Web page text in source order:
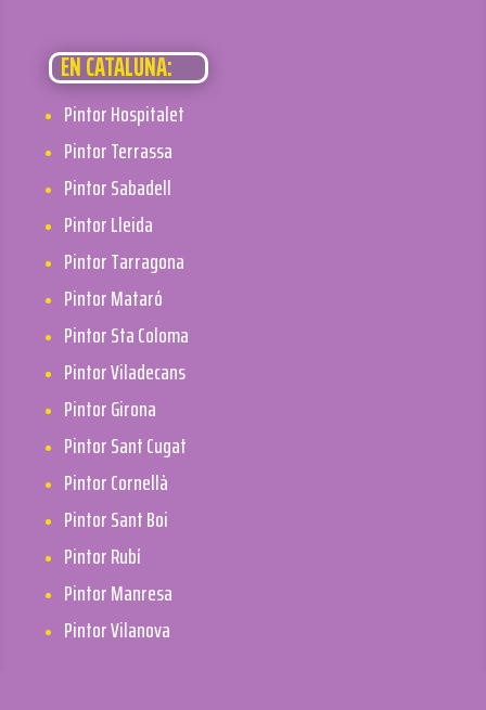
EN CATALUÑA:
Pintor Hospitalet
Pintor Terrassa
Pintor Sabadell
Pintor Lleida
Pintor Tarragona
Pintor Mataró
Pintor Sta Coloma
Pintor Viladecans
Pintor Girona
Pintor Sant Cugat
Pintor Cornellà
Pintor Sant Boi
Pintor Rubí
Pintor Manresa
Pintor Vilanova